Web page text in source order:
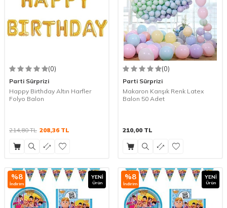
(0)
Parti Sürprizi
Happy Birthday Altın Harfler
Folyo Balon
214,80TL 208,36TL
(0)
Parti Sürprizi
Makaron Karışık Renk Latex
Balon 50 Adet
210,00 TL
%8
İndirim
YENI
Ürün
%8
İndirim
YENI
Ürün